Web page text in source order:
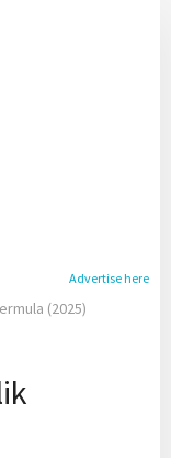
Advertise here
(2025)